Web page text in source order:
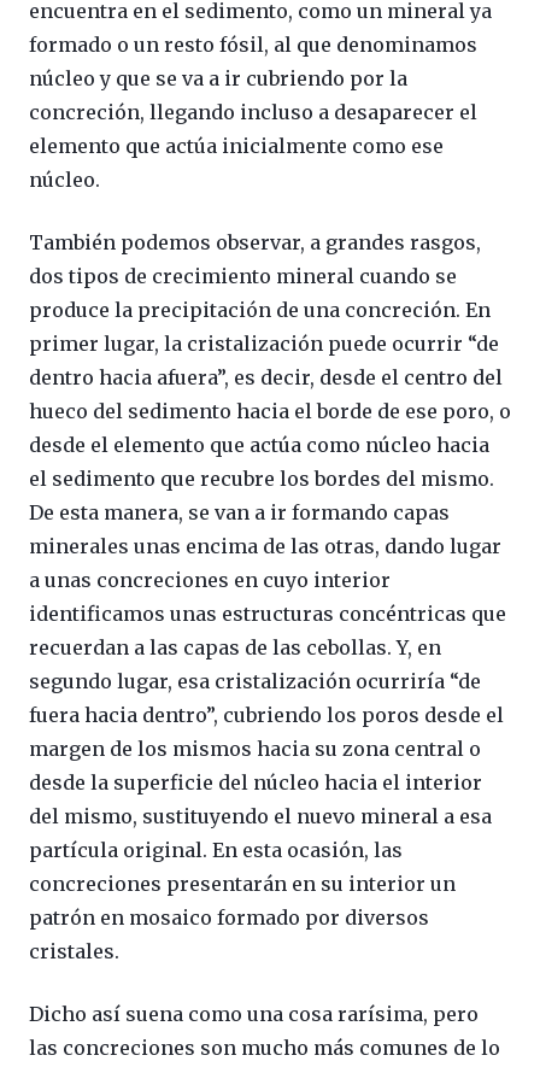
encuentra en el sedimento, como un mineral ya
formado o un resto fósil, al que denominamos
núcleo y que se va a ir cubriendo por la
concreción, llegando incluso a desaparecer el
elemento que actúa inicialmente como ese
núcleo.
También podemos observar, a grandes rasgos,
dos tipos de crecimiento mineral cuando se
produce la precipitación de una concreción. En
primer lugar, la cristalización puede ocurrir “de
dentro hacia afuera”, es decir, desde el centro del
hueco del sedimento hacia el borde de ese poro, o
desde el elemento que actúa como núcleo hacia
el sedimento que recubre los bordes del mismo.
De esta manera, se van a ir formando capas
minerales unas encima de las otras, dando lugar
a unas concreciones en cuyo interior
identificamos unas estructuras concéntricas que
recuerdan a las capas de las cebollas. Y, en
segundo lugar, esa cristalización ocurriría “de
fuera hacia dentro”, cubriendo los poros desde el
margen de los mismos hacia su zona central o
desde la superficie del núcleo hacia el interior
del mismo, sustituyendo el nuevo mineral a esa
partícula original. En esta ocasión, las
concreciones presentarán en su interior un
patrón en mosaico formado por diversos
cristales.
Dicho así suena como una cosa rarísima, pero
las concreciones son mucho más comunes de lo